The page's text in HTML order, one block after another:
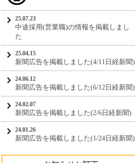
25.07.23
中途採用(営業職)の情報を掲載しまし
た
25.04.15
新聞広告を掲載しました(4/11日経新聞)
24.06.12
新聞広告を掲載しました(6/12日経新聞)
24.02.07
新聞広告を掲載しました(2/6日経新聞)
24.01.26
新聞広告を掲載しました(1/24日経新聞)